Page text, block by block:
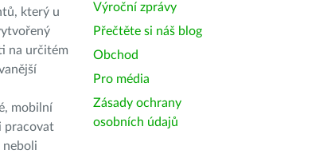
který u
na určitém
mobilní
pracovat
neboli
Výroční zprávy
Přečtěte si náš blog
Obchod
Pro média
Zásady ochrany
osobních údajů